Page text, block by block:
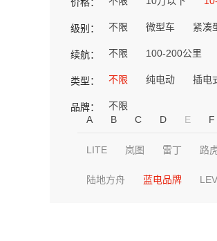
级别： 不限 微型车 紧凑
续航： 不限 100-200公里
类型： 不限 纯电动 插电
品牌：
不限
A
B C D E F
LITE 岚图 雷丁 路
陆地方舟 蓝电品牌